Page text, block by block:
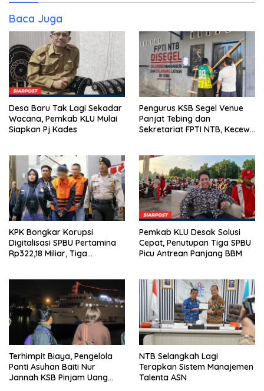
Baca Juga
Desa Baru Tak Lagi Sekadar
Wacana, Pemkab KLU Mulai
Siapkan Pj Kades
Pengurus KSB Segel Venue
Panjat Tebing dan
Sekretariat FPTI NTB, Kecewa
KPK Bongkar Korupsi
Digitalisasi SPBU Pertamina
Rp322,18 Miliar, Tiga
Pemkab KLU Desak Solusi
Cepat, Penutupan Tiga SPBU
Picu Antrean Panjang BBM
Terhimpit Biaya, Pengelola
Panti Asuhan Baiti Nur
Jannah KSB Pinjam Uang
NTB Selangkah Lagi
Terapkan Sistem Manajemen
Talenta ASN